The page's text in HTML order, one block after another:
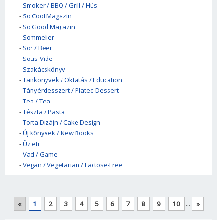
- Smoker / BBQ / Grill / Hús
- So Cool Magazin
- So Good Magazin
- Sommelier
- Sör / Beer
- Sous-Vide
- Szakácskönyv
-Tankönyvek / Oktatás / Education
-Tányérdesszert / Plated Dessert
-Tea / Tea
-Tészta / Pasta
-Torta Dizájn / Cake Design
-Új könyvek / New Books
-Üzleti
-Vad / Game
-Vegan / Vegetarian / Lactose-Free
« 1 2 3 4 5 6 7 8 9 10 ... »